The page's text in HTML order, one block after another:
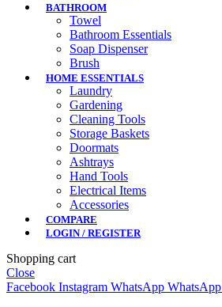
BATHROOM
Towel
Bathroom Essentials
Soap Dispenser
Brush
HOME ESSENTIALS
Laundry
Gardening
Cleaning Tools
Storage Baskets
Doormats
Ashtrays
Hand Tools
Electrical Items
Accessories
COMPARE
LOGIN / REGISTER
Shopping cart
Close
Facebook Instagram WhatsApp WhatsApp